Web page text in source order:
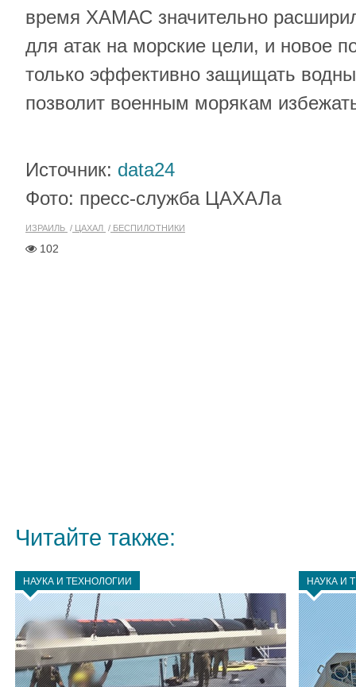
время ХАМАС значительно
для атак на морские цели, и новое
только эффективно защищать
позволит военным морякам
Источник: data24
Фото: пресс-служба ЦАХАЛа
ИЗРАИЛЬ ЦАХАЛ БЕСПИЛОТНИКИ
102
Читайте также:
НАУКА И ТЕХНОЛОГИИ НАУКА И